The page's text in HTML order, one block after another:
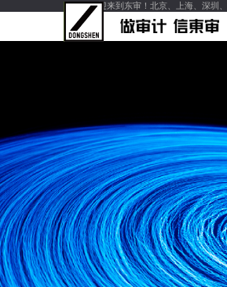
您好，欢迎来到东审！北京、上海、深圳